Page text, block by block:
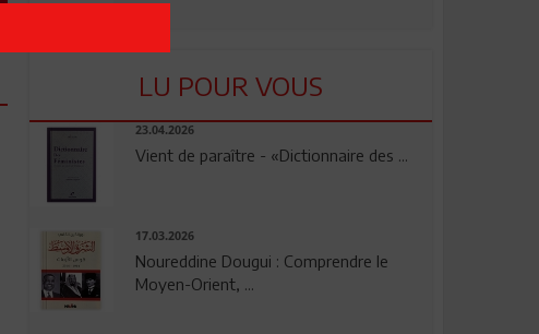
LU POUR VOUS
23.04.2026
Vient de paraître - «Dictionnaire des ...
17.03.2026
Noureddine Dougui : Comprendre le
Moyen-Orient, ...